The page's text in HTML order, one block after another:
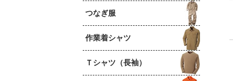
つなぎ服
作業着シャツ
Ｔシャツ（長袖）